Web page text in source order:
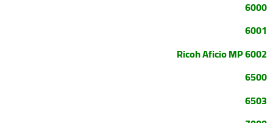
6000
6001
Ricoh Aficio MP 6002
6500
6503